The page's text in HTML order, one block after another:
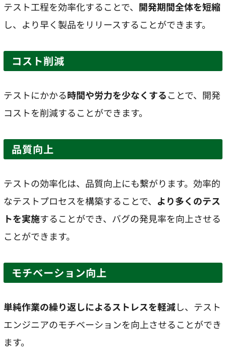
テスト工程を効率化することで、 開発期間全体を短縮
し、より早く製品をリリースすることができます。
コスト削減
テストにかかる時間や労力を少なくすることで、開発
コストを削減することができます。
品質向上
テストの効率化は、品質向上にも繋がります。効率的
なテストプロセスを構築することで、 より多くのテス
トを実施することができ、バグの発見率を向上させる
ことができます。
モチベーション向上
単純作業の繰り返しによるストレスを軽減し、テスト
エンジニアのモチベーションを向上させることができ
ます。